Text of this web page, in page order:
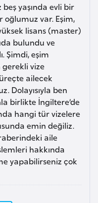
yaşında evli bir
oğlumuz var. Eşim,
lisans (master)
bulundu ve
Şimdi, eşim
vize
ailecek
Dolayısıyla ben
birlikte İngiltere’de
hangi tür vizelere
emin değiliz.
aile
hakkında
yapabilirseniz çok